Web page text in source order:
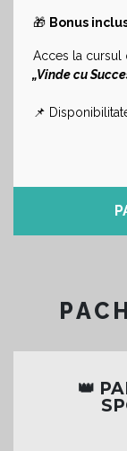
🎁 Bonus
Acces la cursul
„Vinde cu
📌
👑